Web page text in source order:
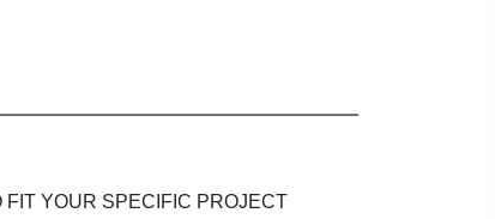
YOUR SPECIFIC PROJECT